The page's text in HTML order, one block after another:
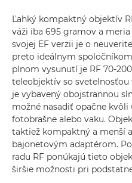
Ľahký kompaktný objektív
váži iba 695 gramov a meria
svojej EF verzii je o
preto ideálnym
plnom vysunutí je RF 70-
teleobjektív so
je vybavený obojstrannou
možné nasadiť opačne
fotobrašne alebo vaku.
taktiež kompaktný a menší
bajonetovým adaptérom.
radu RF ponúkajú tieto
širšie možnosti pri